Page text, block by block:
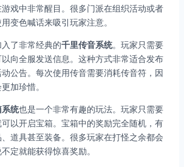
戏中非常醒目。很多门派在组织活动或者
变色喊话来吸引玩家注意。
了非常经典的千里传音系统。玩家只需要
向全服发送信息。这种方式非常适合发布
公告。每次使用传音需要消耗传音符，因
加珍惜。
统也是一个非常有趣的玩法。玩家只需要
以开启宝箱。宝箱中的奖励完全随机，有
道具甚至装备。很多玩家在打怪之余都会
定就能获得惊喜奖励。